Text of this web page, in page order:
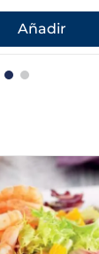
Añadir